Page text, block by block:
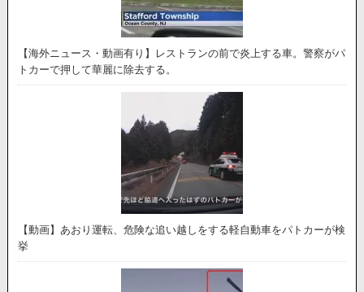
【海外ニュース・動画有り】レストランの前で炎上する車。警察がパ
トカーで押して華麗に除去する。
【動画】あおり運転、危険な追い越しをする軽自動車をパトカーが検
挙